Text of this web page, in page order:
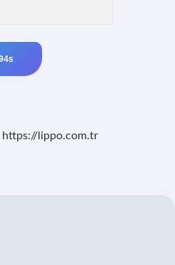
https://lippo.com.tr